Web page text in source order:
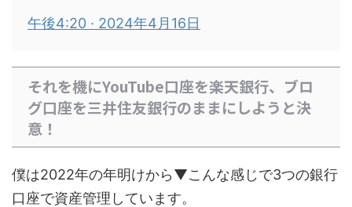
午後4:20 · 2024年4月16日
それを機にYouTube口座を楽天銀行、ブロ
グ口座を三井住友銀行のままにしようと決
意！
僕は2022年の年明けから▼こんな感じで3つの銀行
口座で資産管理しています。